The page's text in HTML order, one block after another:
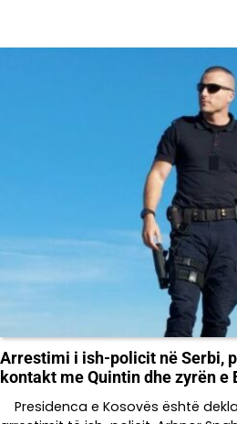
Arrestimi i ish-policit në Serbi,
kontakt me Quintin dhe zyrën e
Presidenca e Kosovës është